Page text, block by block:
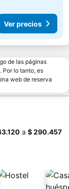
Ver precios
de las páginas
Por lo tanto, es
web de reserva
a ‎$ 290.457